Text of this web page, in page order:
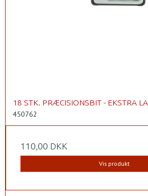
18 STK. PRÆCISIONSBIT - EKSTRA
450762
110,00 DKK
Vis produkt